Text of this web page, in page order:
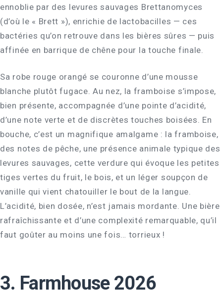
ennoblie par des levures sauvages Brettanomyces
(d’où le « Brett »), enrichie de lactobacilles — ces
bactéries qu’on retrouve dans les bières sûres — puis
affinée en barrique de chêne pour la touche finale.
Sa robe rouge orangé se couronne d’une mousse
blanche plutôt fugace. Au nez, la framboise s’impose,
bien présente, accompagnée d’une pointe d’acidité,
d’une note verte et de discrètes touches boisées. En
bouche, c’est un magnifique amalgame : la framboise,
des notes de pêche, une présence animale typique des
levures sauvages, cette verdure qui évoque les petites
tiges vertes du fruit, le bois, et un léger soupçon de
vanille qui vient chatouiller le bout de la langue.
L’acidité, bien dosée, n’est jamais mordante. Une bière
rafraîchissante et d’une complexité remarquable, qu’il
faut goûter au moins une fois… torrieux !
3. Farmhouse 2026